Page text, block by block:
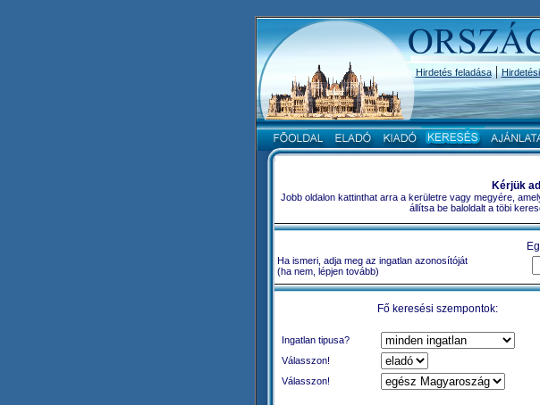
Hirdetés feladása|
Kérjük
Jobb oldalon kattinthat arra a kerületre vagy megyére,
állítsa be baloldalt a töbi
Ha ismeri, adja meg az ingatlan azonosítóját
(ha nem, lépjen tovább)
Fő keresési szempontok:
Ingatlan tipusa?
Válasszon!
Válasszon!